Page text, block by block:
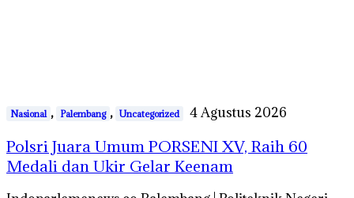
Nasional , Palembang , Uncategorized 4 Agustus 2026
Polsri Juara Umum PORSENI XV, Raih 60
Medali dan Ukir Gelar Keenam